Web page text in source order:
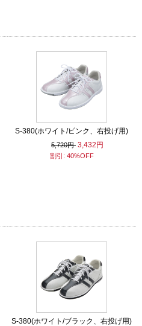
S-380(ホワイト/ピンク、右投げ用)
5,720円 3,432円
割引: 40%OFF
S-380(ホワイト/ブラック、右投げ用)